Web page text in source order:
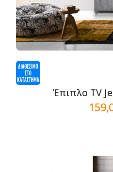
Έπιπλο TV